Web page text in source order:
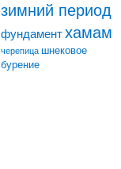
зимний период
фундаментхамам
черепица шнековое
бурение